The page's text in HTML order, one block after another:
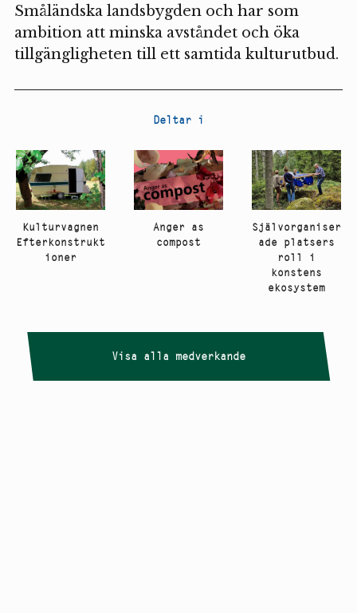
Småländska landsbygden och har som
ambition att minska avståndet och öka
tillgängligheten till ett samtida kulturutbud.
Deltar i
Kulturvagnen
Efterkonstrukt
ioner
Anger as
compost
Självorganiser
ade platsers
roll i
konstens
ekosystem
Visa alla medverkande